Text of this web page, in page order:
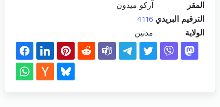
المقر
آركو ميدون
الترقيم البريدي 4116
الولاية
مدنين